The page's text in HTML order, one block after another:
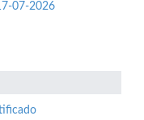
07-2026